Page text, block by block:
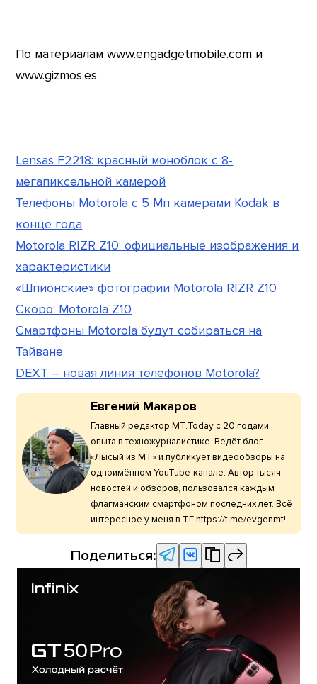
По материалам www.engadgetmobile.com и
www.gizmos.es
Lensas F2218: красный моноблок с 8-
мегапиксельной камерой
Телефоны Motorola с 5 Мп камерами Kodak в
конце года
Motorola RIZR Z10: официальные изображения и
характеристики
«Шпионские» фотографии Motorola RIZR Z10
Скоро: Motorola Z10
Смартфоны Motorola будут собираться на
Тайване
DEXT – новая линия телефонов Motorola?
Евгений Макаров
Главный редактор МТ.Today с 20 годами
опыта в техножурналистике. Ведёт блог
«Лысый из МТ» и публикует видеообзоры на
одноимённом YouTube-канале. Автор тысяч
новостей и обзоров, пользовался каждым
флагманским смартфоном последних лет. Всё
интересное у меня в ТГ https://t.me/evgenmt!
Поделиться: